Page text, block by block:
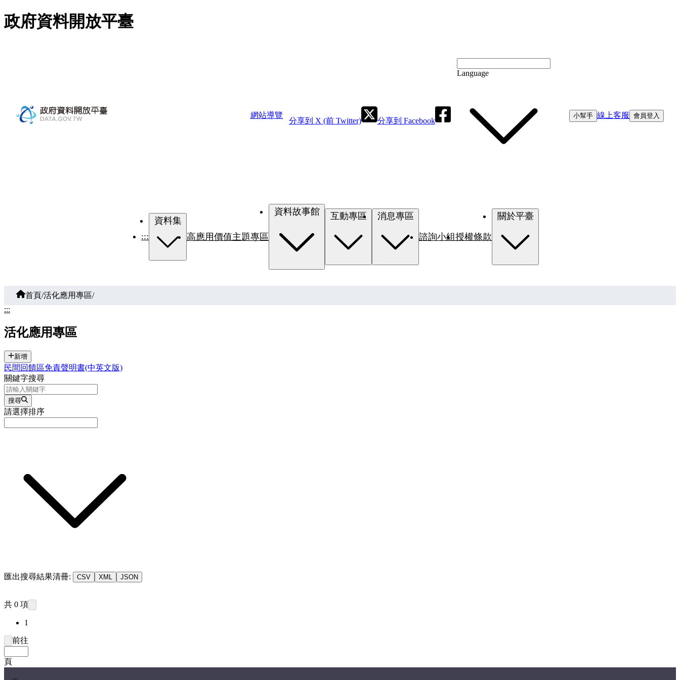
跳至主要內容
政府資料開放平臺
網站導覽
分享到 X (前 Twitter) 分享到 Facebook
Language
小幫手 線上客服 會員登入
:::
資料集
高應用價值主題專區
資料故事館
諮詢小組授權條款
首頁/活化應用專區/
:::
活化應用專區
新增
民間回饋區免責聲明書(中英文版)
關鍵字搜尋
搜尋
請選擇排序
匯出搜尋結果清冊: CSV XML JSON
共 0 項
1
前往
頁